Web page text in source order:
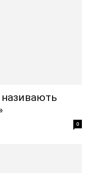
називають
0